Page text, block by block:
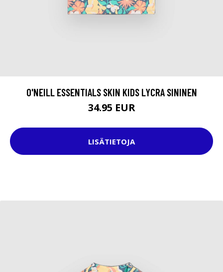
O'NEILL ESSENTIALS SKIN KIDS LYCRA SININEN
34.95 EUR
LISÄTIETOJA